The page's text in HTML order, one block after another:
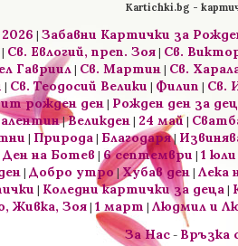
Kartichki.bg -
Забавни Картички за
Св. Евлогий, преп. Зоя Св.
Гавриил| Св. Мартин| Св.
Св. Теодосий Велики Филип Св.
рожден ден| Рожден ден за
|Великден 24 май|
Природа| Благодаря|
на Ботев 6 септември |1
| Добро утро|Хубав ден| Лека
Коледни картички за деца
Живка, Зоя |1 март |Людмил и
За Нас- Връзка